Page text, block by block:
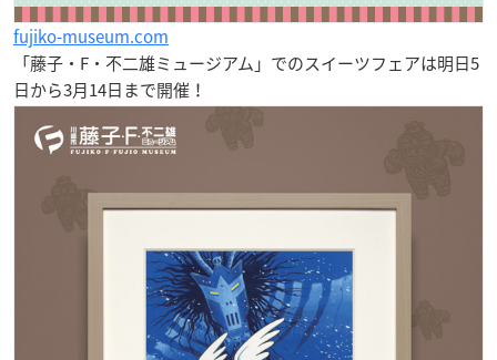
fujiko-museum.com
「藤子・F・不二雄ミュージアム」でのスイーツフェアは明日5
日から3月14日まで開催！